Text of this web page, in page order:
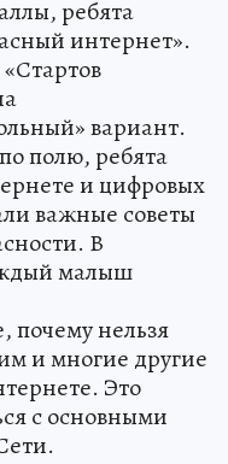
ребята
интернет».
вариант.
полю, ребята
и цифровых
важные советы
В
малыш
нельзя
и многие другие
Это
с основными